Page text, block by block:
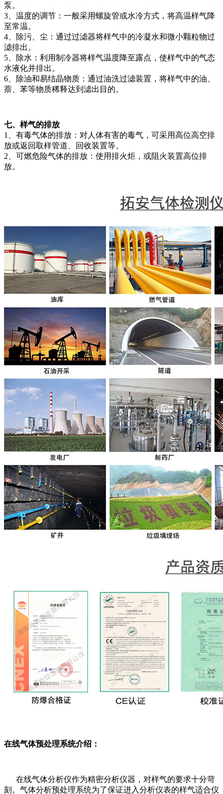
泵。
3、温度的调节：一般采用螺旋管或水冷方式，将高温样气降
至常温。
4、除污、尘：通过过滤器将样气中的冷凝水和微小颗粒物过
滤排出。
5、除水：利用制冷器将样气温度降至露点，使样气中的气态
水液化并排出。
6、除油和易结晶物质：通过油洗过滤装置，将样气中的油、
萘、苯等物质稀释达到滤出目的。
七、样气的排放
1、有毒气体的排放：对人体有害的毒气，可采用高位高空排
放或返回取样管道、回收装置等。
2、可燃危险气体的排放：使用排火炬，或阻火装置高位排
放。
在线气体预处理系统介绍：
在线气体分析仪作为精密分析仪器，对样气的要求十分苛
刻。气体分析预处理系统为了保证进入分析仪表的样气适合仪